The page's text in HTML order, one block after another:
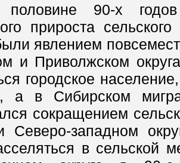
90-х
прироста
явлением
и Приволжском
городское
а в Сибирском
сокращением
западном
в сельской